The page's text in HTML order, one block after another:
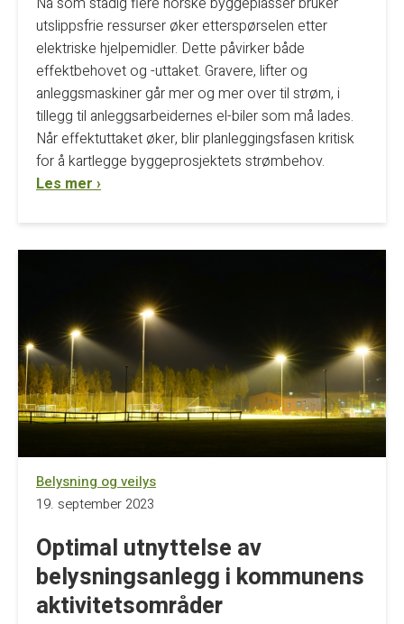
utslippsfrie ressurser øker etterspørselen etter
elektriske hjelpemidler. Dette påvirker både
effektbehovet og -uttaket. Gravere, lifter og
anleggsmaskiner går mer og mer over til strøm, i
tillegg til anleggsarbeidernes el-biler som må lades.
Når effektuttaket øker, blir planleggingsfasen kritisk
for å kartlegge byggeprosjektets strømbehov.
Les mer ›
Belysning og veilys
19. september 2023
Optimal utnyttelse av
belysningsanlegg i kommunens
aktivitetsområder